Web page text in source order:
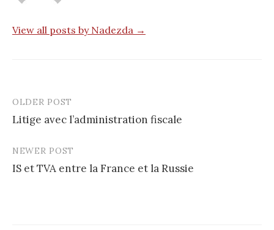
View all posts by Nadezda →
Post
navigation
OLDER POST
Litige avec l’administration fiscale
NEWER POST
IS et TVA entre la France et la Russie